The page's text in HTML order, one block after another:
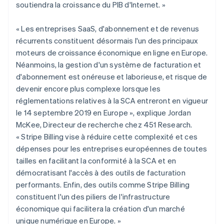
soutiendra la croissance du PIB d'Internet. »
« Les entreprises SaaS, d'abonnement et de revenus
récurrents constituent désormais l'un des principaux
moteurs de croissance économique en ligne en Europe.
Néanmoins, la gestion d'un système de facturation et
d'abonnement est onéreuse et laborieuse, et risque de
devenir encore plus complexe lorsque les
réglementations relatives à la SCA entreront en vigueur
le 14 septembre 2019 en Europe », explique Jordan
McKee, Directeur de recherche chez 451 Research.
« Stripe Billing vise à réduire cette complexité et ces
dépenses pour les entreprises européennes de toutes
tailles en facilitant la conformité à la SCA et en
démocratisant l'accès à des outils de facturation
performants. Enfin, des outils comme Stripe Billing
constituent l'un des piliers de l'infrastructure
économique qui facilitera la création d'un marché
unique numérique en Europe. »
Liechtenstein
DeutschEnglish
Lituanie
English
Luxembourg
Français DeutschEnglish
Malaisie
English简体中文
Malte
English
Mexique
EspañolEnglish
Norvège
English
Nouvelle-Zélande
English
Pays-Bas
NederlandsEnglish
Pologne
English